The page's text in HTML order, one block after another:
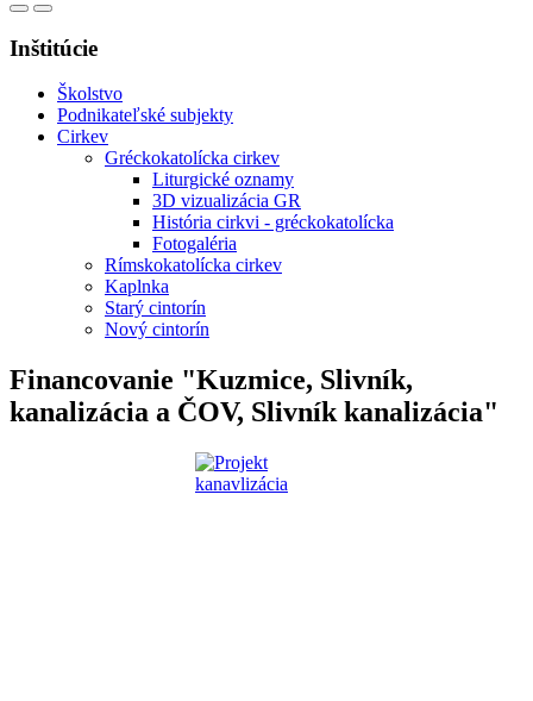
Inštitúcie
Školstvo
Podnikateľské subjekty
Cirkev
Gréckokatolícka cirkev
Liturgické oznamy
3D vizualizácia GR
História cirkvi - gréckokatolícka
Fotogaléria
Rímskokatolícka cirkev
Kaplnka
Starý cintorín
Nový cintorín
Financovanie "Kuzmice, Slivník,
kanalizácia a ČOV, Slivník kanalizácia"